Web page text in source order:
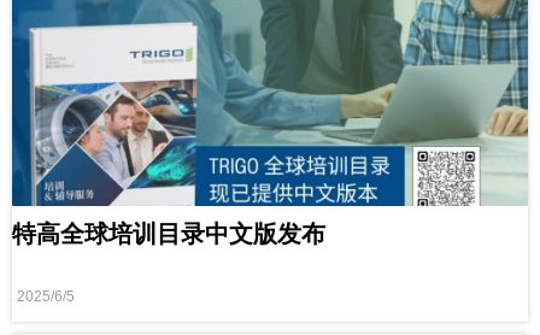
特高全球培训目录中文版发布
2025/6/5